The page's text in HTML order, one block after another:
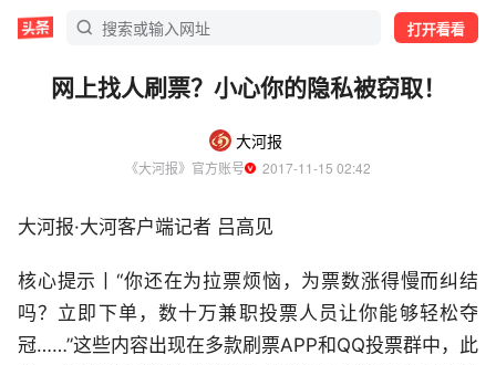
打开看看
网上找人刷票？小心你的隐私被窃取！
大河报
《大河报》官方账号
  2017-11-15 02:42
大河报·大河客户端记者 吕高见
核心提示丨“你还在为拉票烦恼，为票数涨得慢而纠结
吗？立即下单，数十万兼职投票人员让你能够轻松夺
冠……”这些内容出现在多款刷票APP和QQ投票群中，此